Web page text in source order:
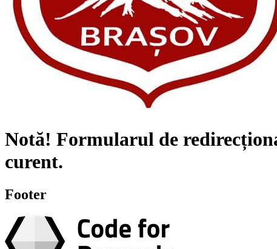
Notă! Formularul de
curent.
Footer